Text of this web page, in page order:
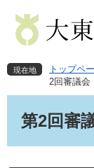
先
で
を
ば
現在地 トップペ
2回審議会
第2回審